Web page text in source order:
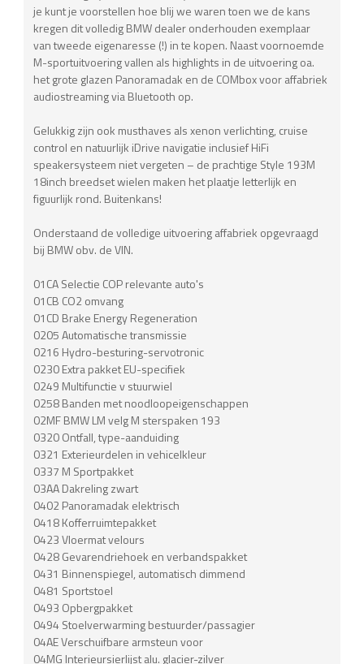
je kunt je voorstellen hoe blij we waren toen we de kans
kregen dit volledig BMW dealer onderhouden exemplaar
van tweede eigenaresse (!) in te kopen. Naast voornoemde
M-sportuitvoering vallen als highlights in de uitvoering oa.
het grote glazen Panoramadak en de COMbox voor affabriek
audiostreaming via Bluetooth op.
Gelukkig zijn ook musthaves als xenon verlichting, cruise
control en natuurlijk iDrive navigatie inclusief HiFi
speakersysteem niet vergeten – de prachtige Style 193M
18inch breedset wielen maken het plaatje letterlijk en
figuurlijk rond. Buitenkans!
Onderstaand de volledige uitvoering affabriek opgevraagd
bij BMW obv. de VIN.
01CA Selectie COP relevante auto's
01CB CO2 omvang
01CD Brake Energy Regeneration
0205 Automatische transmissie
0216 Hydro-besturing-servotronic
0230 Extra pakket EU-specifiek
0249 Multifunctie v stuurwiel
0258 Banden met noodloopeigenschappen
02MF BMW LM velg M sterspaken 193
0320 Ontfall, type-aanduiding
0321 Exterieurdelen in vehicelkleur
0337 M Sportpakket
03AA Dakreling zwart
0402 Panoramadak elektrisch
0418 Kofferruimtepakket
0423 Vloermat velours
0428 Gevarendriehoek en verbandspakket
0431 Binnenspiegel, automatisch dimmend
0481 Sportstoel
0493 Opbergpakket
0494 Stoelverwarming bestuurder/passagier
04AE Verschuifbare armsteun voor
04MG Interieursierlijst alu. glacier-zilver